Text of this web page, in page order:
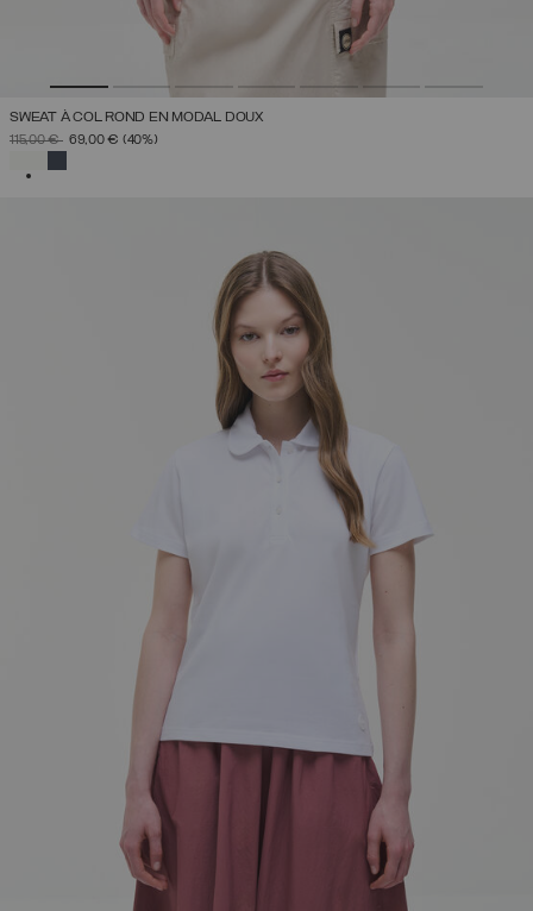
SWEAT À COL ROND EN MODAL DOUX
PRIX RÉDUIT DE
115,00 €À69,00 € (40%)